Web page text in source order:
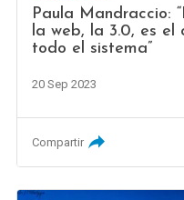
Paula Mandraccio:
la web, la 3.0, es el
todo el sistema”
20 Sep 2023
Compartir